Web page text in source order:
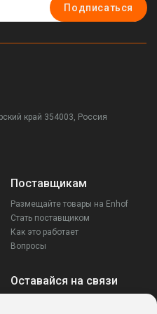
Подписаться
край 354003, Россия
Поставщикам
Размещайте товары на Enhof
Стать поставщиком
Как это работает
Вопросы
Оставайся на связи